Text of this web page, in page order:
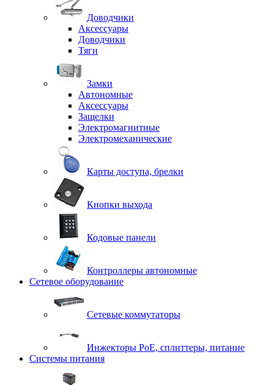
Доводчики
Аксессуары
Доводчики
Тяги
Замки
Автономные
Аксессуары
Защелки
Электромагнитные
Электромеханические
Карты доступа, брелки
Кнопки выхода
Кодовые панели
Контроллеры автономные
Сетевое оборудование
Сетевые коммутаторы
Инжекторы РоЕ, сплиттеры, питание
Системы питания